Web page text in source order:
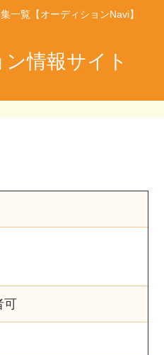
一覧【オーディションNavi】
情報サイト
可